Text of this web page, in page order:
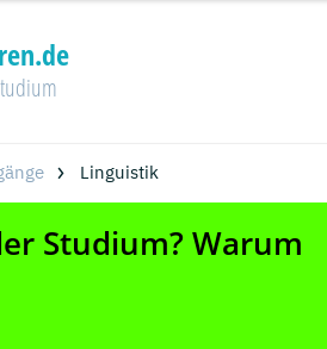
Linguistik